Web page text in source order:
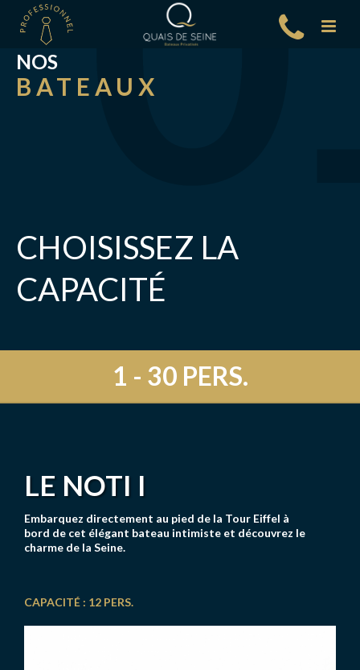
NOS
BATEAUX
CHOISISSEZ LA
CAPACITÉ
1 - 30 PERS.
LE NOTI I
Embarquez directement au pied de la Tour Eiffel à
bord de cet élégant bateau intimiste et découvrez le
charme de la Seine.
CAPACITÉ : 12 PERS.